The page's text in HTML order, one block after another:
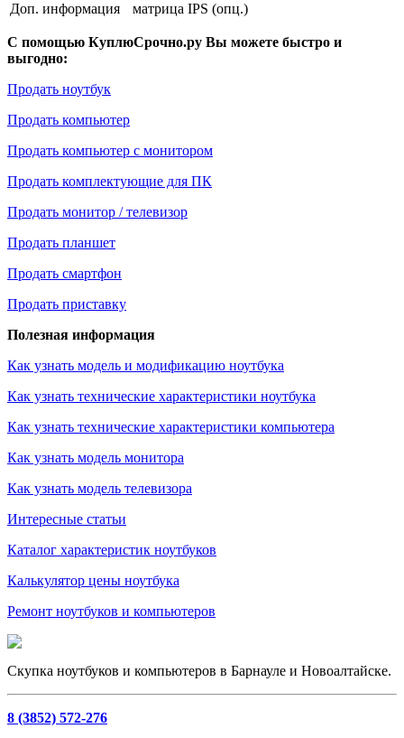
Доп. информация
матрица IPS (опц.)
С помощью КуплюСрочно.ру Вы можете быстро и
выгодно:
Продать ноутбук
Продать компьютер
Продать компьютер с монитором
Продать комплектующие для ПК
Продать монитор / телевизор
Продать планшет
Продать смартфон
Продать приставку
Полезная информация
Как узнать модель и модификацию ноутбука
Как узнать технические характеристики ноутбука
Как узнать технические характеристики компьютера
Как узнать модель монитора
Как узнать модель телевизора
Интересные статьи
Каталог характеристик ноутбуков
Калькулятор цены ноутбука
Ремонт ноутбуков и компьютеров
Скупка ноутбуков и компьютеров в Барнауле и Новоалтайске.
8 (3852) 572-276